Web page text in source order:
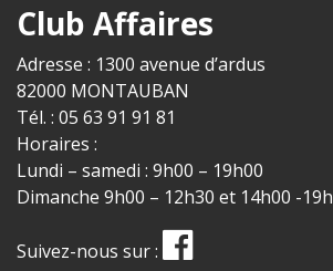
Club Affaires
Adresse : 1300 avenue d’ardus
82000 MONTAUBAN
Tél. : 05 63 91 91 81
Horaires :
Lundi – samedi : 9h00 – 19h00
Dimanche 9h00 – 12h30 et 14h00 -
Suivez-nous sur :